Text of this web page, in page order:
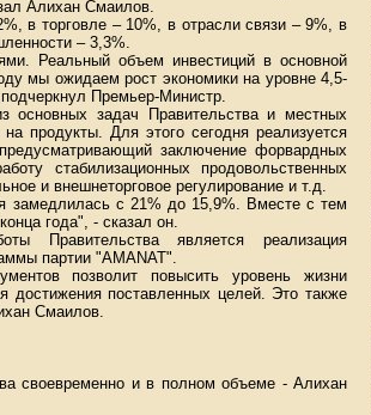
Алихан Смаилов.
в торговле – 10%, в отрасли связи – 9%, в
– 3,3%.
Реальный объем инвестиций в основной
мы ожидаем рост экономики на уровне 4,5-
Премьер-Министр.
задач Правительства и местных
продукты. Для этого сегодня реализуется
заключение форвардных
стабилизационных продовольственных
и внешнеторговое регулирование и т.д.
замедлилась с 21% до 15,9%. Вместе с тем
года", - сказал он.
Правительства является реализация
партии "AMANAT".
позволит повысить уровень жизни
поставленных целей. Это также
Смаилов.
своевременно и в полном объеме - Алихан